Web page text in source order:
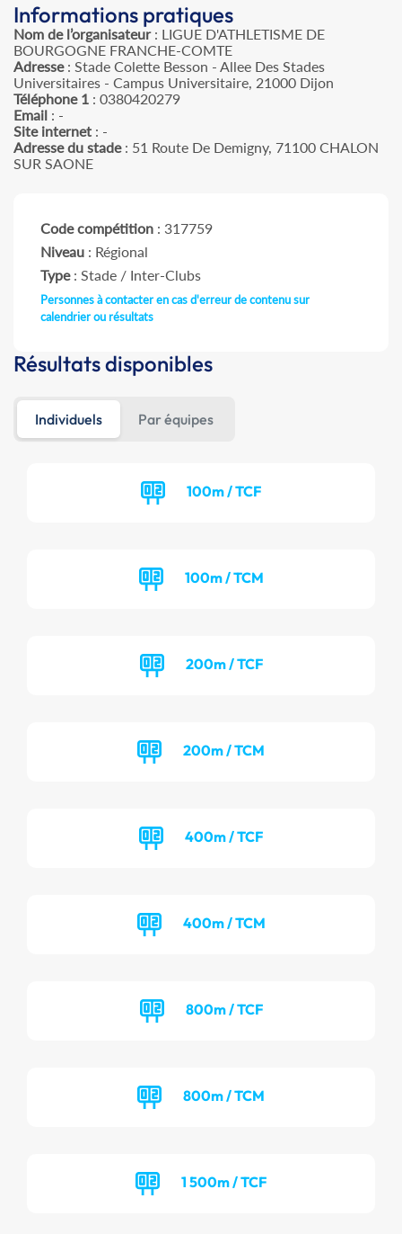
Informations pratiques
Nom de l’organisateur: LIGUE D'ATHLETISME DE
BOURGOGNE FRANCHE-COMTE
Adresse: Stade Colette Besson - Allee Des Stades
Universitaires - Campus Universitaire, 21000 Dijon
Téléphone 1 : 0380420279
Email : -
Site internet : -
Adresse du stade: 51 Route De Demigny, 71100 CHALON
SUR SAONE
Code compétition : 317759
Niveau : Régional
Type: Stade / Inter-Clubs
Personnes à contacter en cas d'erreur de contenu sur
calendrier ou résultats
Résultats disponibles
Individuels Par équipes
100m / TCF
100m / TCM
200m / TCF
200m / TCM
400m / TCF
400m / TCM
800m / TCF
800m / TCM
1 500m / TCF